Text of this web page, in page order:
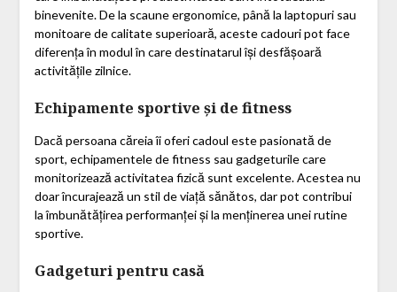
binevenite. De la scaune ergonomice, până la laptopuri sau
monitoare de calitate superioară, aceste cadouri pot face
diferența în modul în care destinatarul își desfășoară
activitățile zilnice.
Echipamente sportive și de fitness
Dacă persoana căreia îi oferi cadoul este pasionată de
sport, echipamentele de fitness sau gadgeturile care
monitorizează activitatea fizică sunt excelente. Acestea nu
doar încurajează un stil de viață sănătos, dar pot contribui
la îmbunătățirea performanței și la menținerea unei rutine
sportive.
Gadgeturi pentru casă